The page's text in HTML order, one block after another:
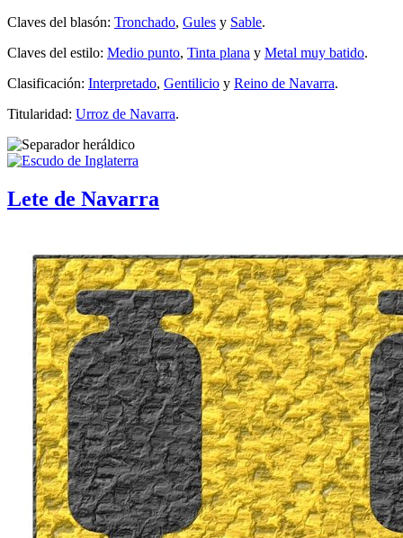
Claves del blasón: Tronchado, Gules y Sable.
Claves del estilo: Medio punto, Tinta plana y Metal muy batido.
Clasificación: Interpretado, Gentilicio y Reino de Navarra.
Titularidad: Urroz de Navarra.
Lete de Navarra